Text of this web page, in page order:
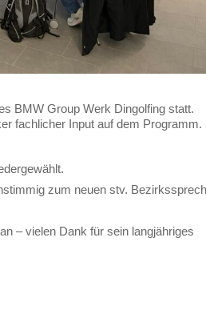
BMW Group Werk Dingolfing statt.
fachlicher Input auf dem Programm.
zum neuen stv.
– vielen Dank für sein langjähriges